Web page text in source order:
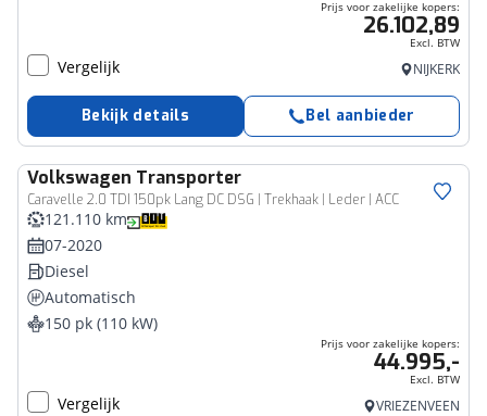
Prijs voor zakelijke kopers:
26.102,89
Excl. BTW
Vergelijk NIJKERK
Bekijk details Bel aanbieder
Volkswagen Transporter
Caravelle 2.0 TDI 150pk Lang DC DSG | Trekhaak | Leder | ACC
Bedrijfswagen
121.110 km
07-2020
Diesel
Automatisch
150 pk (110 kW)
Prijs voor zakelijke kopers:
44.995,-
Excl. BTW
Vergelijk VRIEZENVEEN